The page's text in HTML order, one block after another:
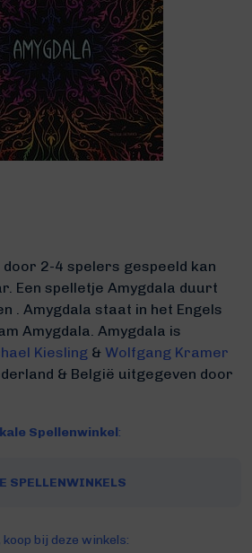
door 2-4 spelers gespeeld kan
Een spelletje Amygdala duurt
. Amygdala staat in het Engels
Amygdala. Amygdala is
Kiesling & Wolfgang Kramer
& België uitgegeven door
Spellenwinkel:
SPELLENWINKELS
, koop bij deze winkels: